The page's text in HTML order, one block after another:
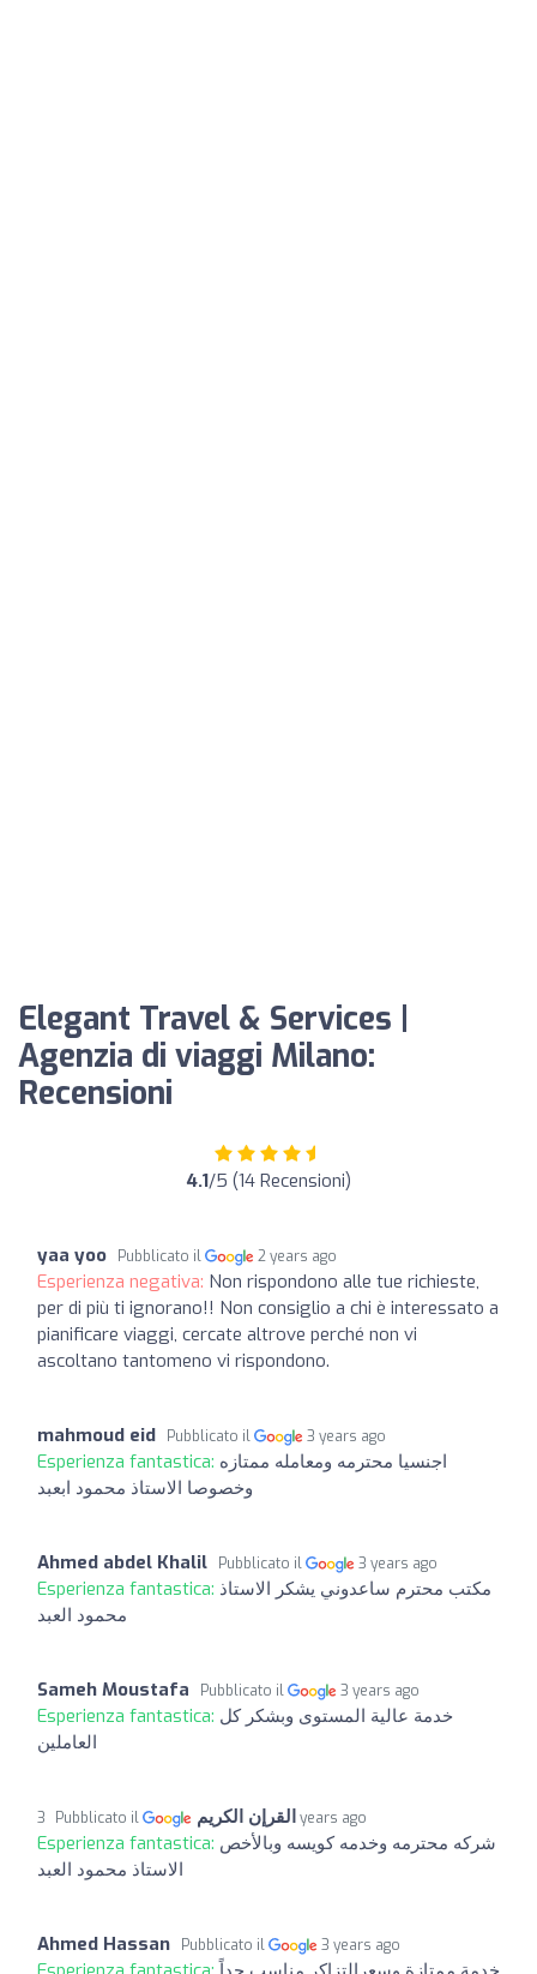
Elegant Travel & Services |
Agenzia di viaggi Milano:
Recensioni
4.1/5 (14 Recensioni)
yaa yoo Pubblicato il 2 years ago
Esperienza negativa: Non rispondono alle tue richieste,
per di più ti ignorano!! Non consiglio a chi è interessato a
pianificare viaggi, cercate altrove perché non vi
ascoltano tantomeno vi rispondono.
mahmoud eid Pubblicato il 3 years ago
Esperienza fantastica: اجنسيا محترمه ومعامله ممتازه
وخصوصا الاستاذ محمود ابعبد
Ahmed abdel Khalil Pubblicato il 3 years ago
Esperienza fantastica: مكتب محترم ساعدوني يشكر الاستاذ
محمود العبد
Sameh Moustafa Pubblicato il 3 years ago
Esperienza fantastica: خدمة عالية المستوى وبشكر كل
العاملين
القرإن الكريم Pubblicato il 3 years ago
Esperienza fantastica: شركه محترمه وخدمه كويسه وبالأخص
الاستاذ محمود العبد
Ahmed Hassan Pubblicato il 3 years ago